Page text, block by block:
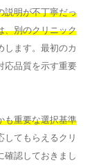
説明が不丁寧だっ
、別のクリニック
します。最初のカ
応品質を示す重要
も重要な選択基準
してもらえるクリ
確認しておきまし